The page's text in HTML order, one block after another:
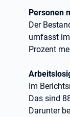
Personen
Der
umfasst
Prozent
Im
Das sind
Darunter